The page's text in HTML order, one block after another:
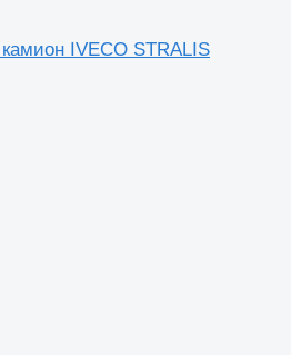
IVECO STRALIS